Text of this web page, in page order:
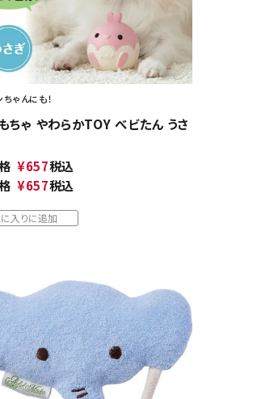
ゃんにも！
ちゃ やわらかTOY べビたん うさ
¥657税込
¥657税込
入りに追加